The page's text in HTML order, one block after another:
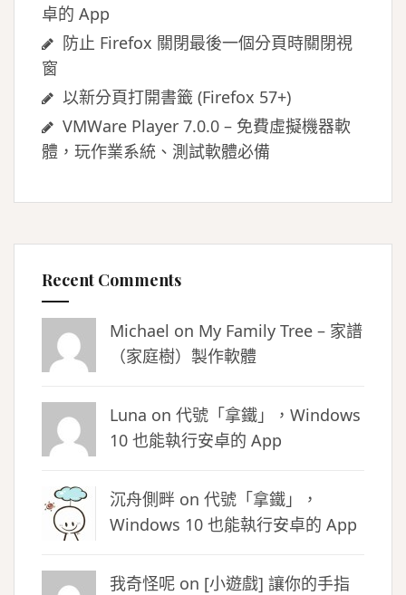
卓的 App
防止 Firefox 關閉最後一個分頁時關閉視
窗
以新分頁打開書籤 (Firefox 57+)
VMWare Player 7.0.0 – 免費虛擬機器軟
體，玩作業系統、測試軟體必備
Recent Comments
Michael on My Family Tree – 家譜
（家庭樹）製作軟體
Luna on 代號「拿鐵」，Windows
10 也能執行安卓的 App
沉舟側畔 on 代號「拿鐵」，
Windows 10 也能執行安卓的 App
我奇怪呢 on [小遊戲] 讓你的手指